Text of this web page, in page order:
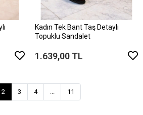
Kadın Tek Bant Taş Detaylı
Topuklu Sandalet
1.639,00 TL
2 3 4 ... 11